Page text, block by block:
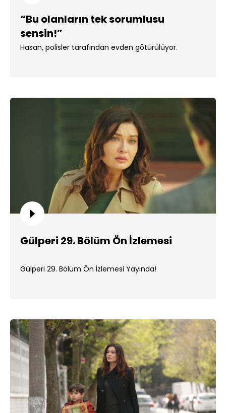
“Bu olanların tek sorumlusu
sensin!”
Hasan, polisler tarafından evden götürülüyor.
Gülperi 29. Bölüm Ön İzlemesi
Gülperi 29. Bölüm Ön İzlemesi Yayında!